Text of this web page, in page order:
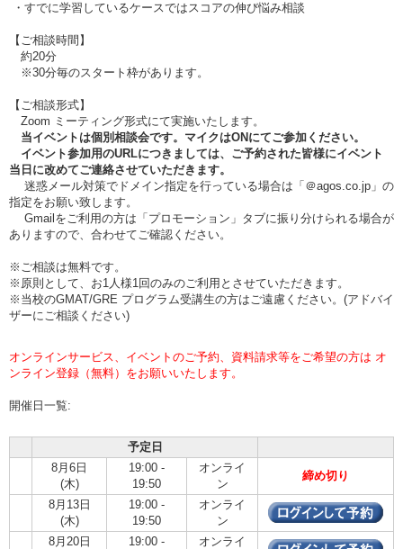
・すでに学習しているケースではスコアの伸び悩み相談
【ご相談時間】
約20分
※30分毎のスタート枠があります。
【ご相談形式】
Zoom ミーティング形式にて実施いたします。
当イベントは個別相談会です。マイクはONにてご参加ください。
イベント参加用のURLにつきましては、ご予約された皆様にイベント
当日に改めてご連絡させていただきます。
迷惑メール対策でドメイン指定を行っている場合は「＠agos.co.jp」の
指定をお願い致します。
Gmailをご利用の方は「プロモーション」タブに振り分けられる場合が
ありますので、合わせてご確認ください。
※ご相談は無料です。
※原則として、お1人様1回のみのご利用とさせていただきます。
※当校のGMAT/GRE プログラム受講生の方はご遠慮ください。(アドバイ
ザーにご相談ください)
オンラインサービス、イベントのご予約、資料請求等をご希望の方は オ
ンライン登録（無料）をお願いいたします。
開催日一覧:
予定日
8月6日
(木)
19:00 -
19:50
オンライ
ン
締め切り
8月13日
(木)
19:00 -
19:50
オンライ
ン
8月20日
19:00 -
オンライ